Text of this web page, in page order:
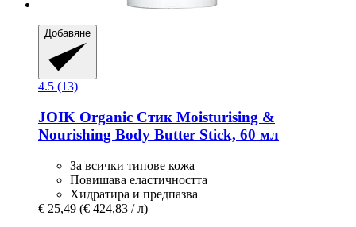
Добавяне
4.5 (13)
JOIK Organic Стик Moisturising &
Nourishing Body Butter Stick, 60 мл
За всички типове кожа
Повишава еластичността
Хидратира и предпазва
€ 25,49 (€ 424,83 / л)